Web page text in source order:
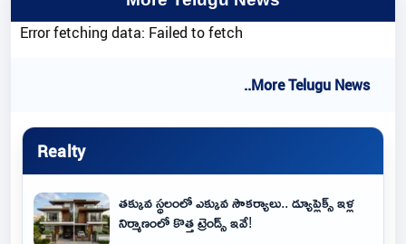
Error fetching data: Failed to fetch
..More Telugu News
Realty
తక్కువ స్థలంలో ఎక్కువ సౌకర్యాలు.. డ్యూప్లెక్స్ ఇళ్ల
నిర్మాణంలో కొత్త ట్రెండ్స్ ఇవే!